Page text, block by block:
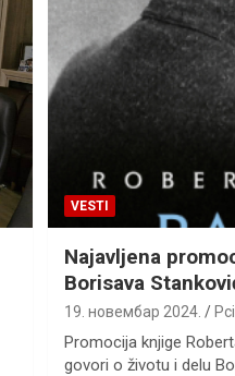
VESTI
Nаjаvljenа
Borisаvа
19. новембар 2024.
Promocijа knjige
govori o životu i delu